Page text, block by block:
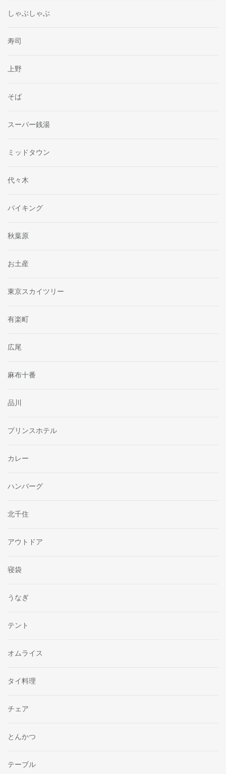
しゃぶしゃぶ
寿司
上野
そば
スーパー銭湯
ミッドタウン
代々木
バイキング
秋葉原
お土産
東京スカイツリー
有楽町
広尾
麻布十番
品川
プリンスホテル
カレー
ハンバーグ
北千住
アウトドア
寝袋
うなぎ
テント
オムライス
タイ料理
チェア
とんかつ
テーブル